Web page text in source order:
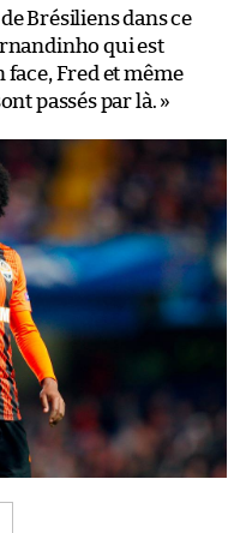
Brésiliens dans ce
qui est
face, Fred et même
passés par là. »